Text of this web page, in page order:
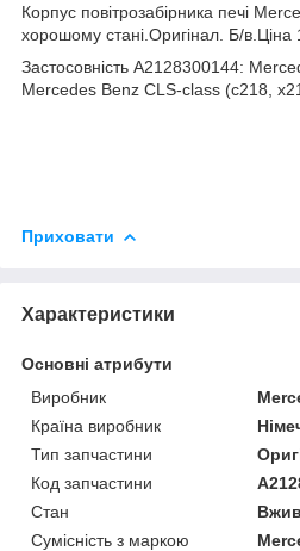
Корпус повітрозабірника печі
хорошому стані.Оригінал. Б/в.Ціна
Застосовність A2128300144:
Mercedes Benz CLS-class (c218,
Приховати
Характеристики
Основні атрибути
Виробник
Країна виробник
Тип запчастини
Код запчастини
Стан
Сумісність з маркою